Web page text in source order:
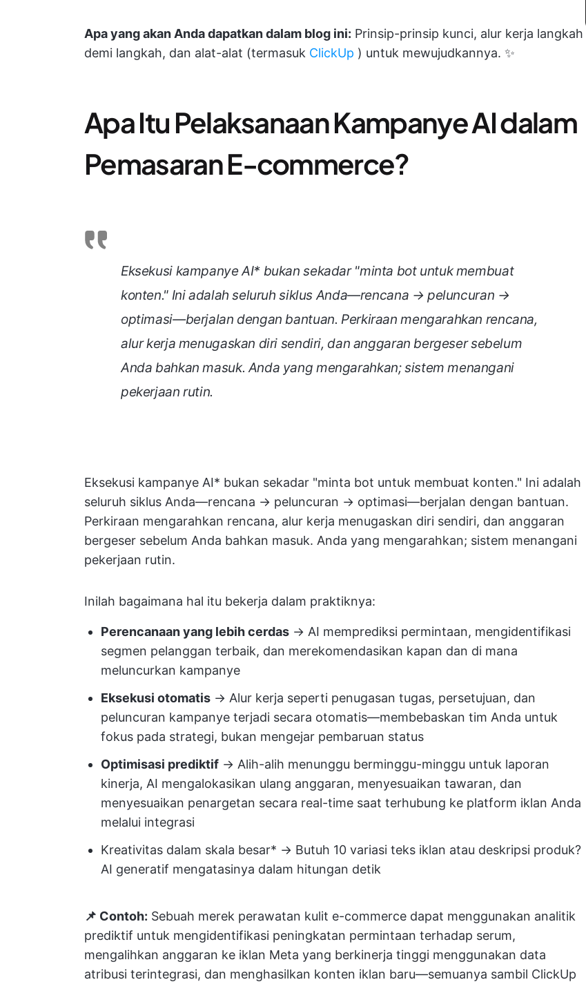
Apa yang akan Anda dapatkan dalam blog ini: Prinsip-prinsip kunci, alur kerja langkah
demi langkah, dan alat-alat (termasuk ClickUp ) untuk mewujudkannya. ✨
Apa Itu Pelaksanaan Kampanye AI dalam
Pemasaran E-commerce?
Eksekusi kampanye AI* bukan sekadar "minta bot untuk membuat
konten." Ini adalah seluruh siklus Anda—rencana → peluncuran →
optimasi—berjalan dengan bantuan. Perkiraan mengarahkan rencana,
alur kerja menugaskan diri sendiri, dan anggaran bergeser sebelum
Anda bahkan masuk. Anda yang mengarahkan; sistem menangani
pekerjaan rutin.
Eksekusi kampanye AI* bukan sekadar "minta bot untuk membuat konten." Ini adalah
seluruh siklus Anda—rencana → peluncuran → optimasi—berjalan dengan bantuan.
Perkiraan mengarahkan rencana, alur kerja menugaskan diri sendiri, dan anggaran
bergeser sebelum Anda bahkan masuk. Anda yang mengarahkan; sistem menangani
pekerjaan rutin.
Inilah bagaimana hal itu bekerja dalam praktiknya:
Perencanaan yang lebih cerdas → AI memprediksi permintaan, mengidentifikasi
segmen pelanggan terbaik, dan merekomendasikan kapan dan di mana
meluncurkan kampanye
Eksekusi otomatis → Alur kerja seperti penugasan tugas, persetujuan, dan
peluncuran kampanye terjadi secara otomatis—membebaskan tim Anda untuk
fokus pada strategi, bukan mengejar pembaruan status
Optimisasi prediktif → Alih-alih menunggu berminggu-minggu untuk laporan
kinerja, AI mengalokasikan ulang anggaran, menyesuaikan tawaran, dan
menyesuaikan penargetan secara real-time saat terhubung ke platform iklan Anda
melalui integrasi
Kreativitas dalam skala besar* → Butuh 10 variasi teks iklan atau deskripsi produk?
AI generatif mengatasinya dalam hitungan detik
📌 Contoh: Sebuah merek perawatan kulit e-commerce dapat menggunakan analitik
prediktif untuk mengidentifikasi peningkatan permintaan terhadap serum,
mengalihkan anggaran ke iklan Meta yang berkinerja tinggi menggunakan data
atribusi terintegrasi, dan menghasilkan konten iklan baru—semuanya sambil ClickUp